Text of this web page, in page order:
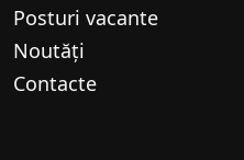
Posturi vacante
Noutăți
Contacte